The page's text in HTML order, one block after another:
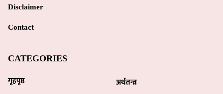
Disclaimer
Contact
CATEGORIES
गृहपृष्ठ
अर्थतन्त्र